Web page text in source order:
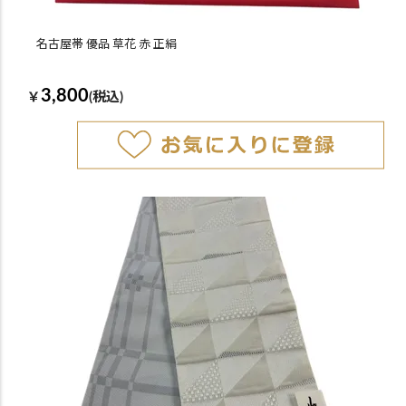
名古屋帯 優品 草花 赤 正絹
￥ 3,800(税込)